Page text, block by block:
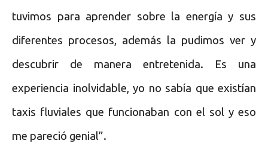
tuvimos para aprender sobre la energía y sus
diferentes procesos, además la pudimos ver y
descubrir de manera entretenida. Es una
experiencia inolvidable, yo no sabía que existían
taxis fluviales que funcionaban con el sol y eso
me pareció genial”.